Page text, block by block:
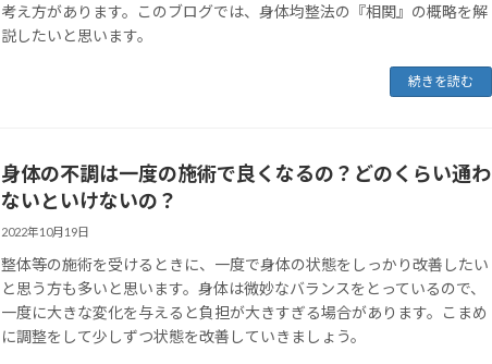
考え方があります。このブログでは、身体均整法の『相関』の概略を解
説したいと思います。
続きを読む
身体の不調は一度の施術で良くなるの？どのくらい通わ
ないといけないの？
2022年10月19日
整体等の施術を受けるときに、一度で身体の状態をしっかり改善したい
と思う方も多いと思います。身体は微妙なバランスをとっているので、
一度に大きな変化を与えると負担が大きすぎる場合があります。こまめ
に調整をして少しずつ状態を改善していきましょう。